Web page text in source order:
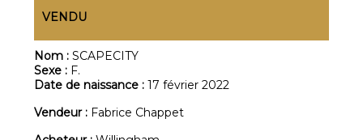
VENDU
Nom :SCAPECITY
Sexe : F.
Date de naissance :17 février 2022
Vendeur : Fabrice Chappet